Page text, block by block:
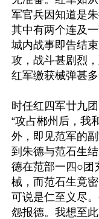
军官兵因知道是
其中有两个连及
城内战事即告结
攻，战斗甚剧烈
红军缴获械弹甚
时任红四军廿九
“攻占郴州后，我
外，即见范军的
到朱德与范石生
德在范部一四○团
械，而范石生竟
可说是仁至义尽
怨报德。我想至